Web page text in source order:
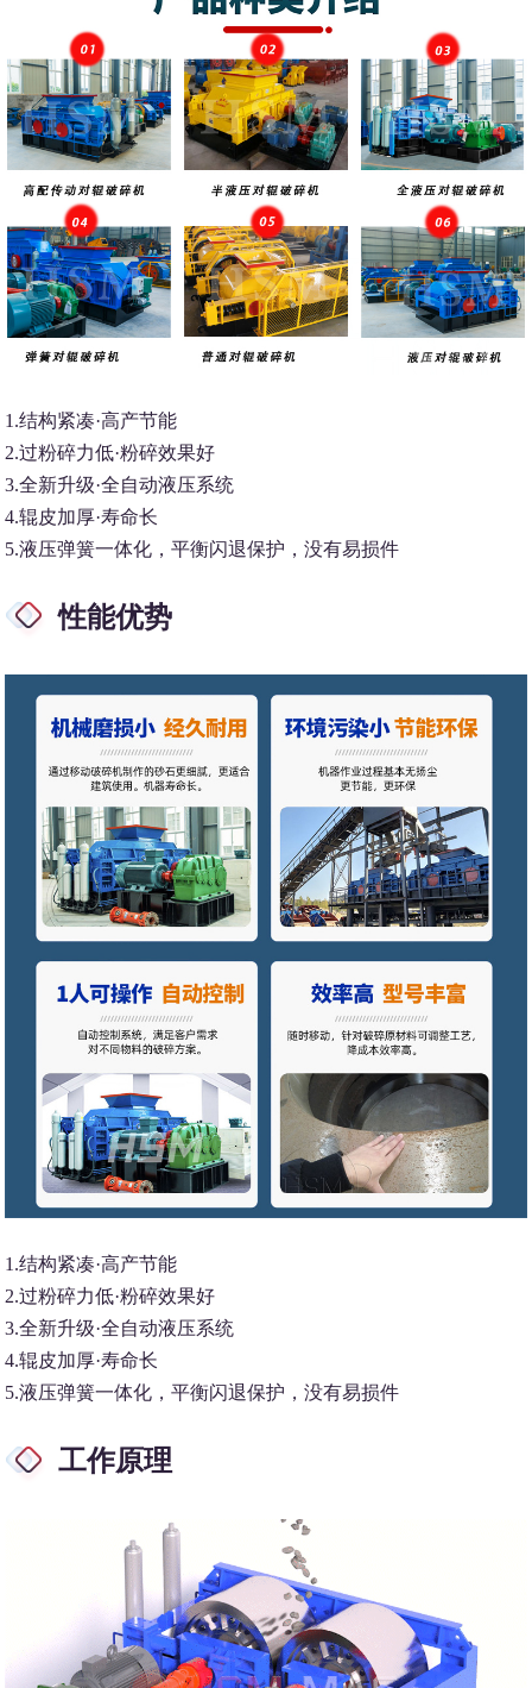
1.结构紧凑·高产节能
2.过粉碎力低·粉碎效果好
3.全新升级·全自动液压系统
4.辊皮加厚·寿命长
5.液压弹簧一体化，平衡闪退保护，没有易损件
性能优势
1.结构紧凑·高产节能
2.过粉碎力低·粉碎效果好
3.全新升级·全自动液压系统
4.辊皮加厚·寿命长
5.液压弹簧一体化，平衡闪退保护，没有易损件
工作原理